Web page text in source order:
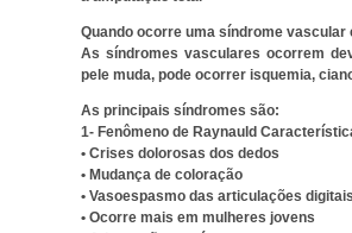
Quando ocorre uma síndrome
As síndromes vasculares ocorrem
pele muda, pode ocorrer isquemia,
As principais síndromes são:
1- Fenômeno de Raynauld
• Crises dolorosas dos dedos
• Mudança de coloração
• Vasoespasmo das articulações
• Ocorre mais em mulheres jovens